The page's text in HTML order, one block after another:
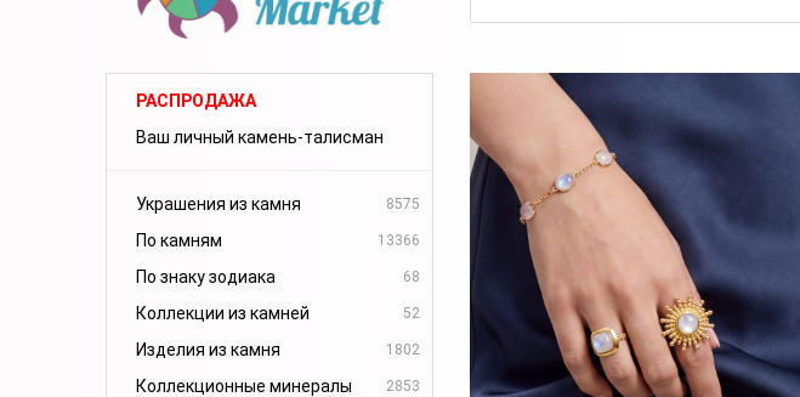
РАСПРОДАЖА
Ваш личный камень-талисман
Украшения из камня 8575
По камням 13366
По знаку зодиака 68
Коллекции из камней 52
Изделия из камня 1802
Коллекционные минералы 2853